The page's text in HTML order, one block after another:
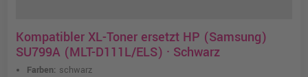
Kompatibler XL-Toner ersetzt HP (Samsung)
SU799A (MLT-D111L/ELS) · Schwarz
Farben: schwarz